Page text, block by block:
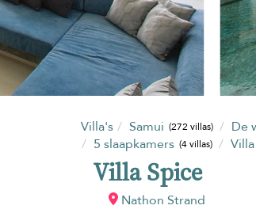
Villa's Samui (272 villas) De
5 slaapkamers (4 villas)
Villa Spice
Nathon Strand